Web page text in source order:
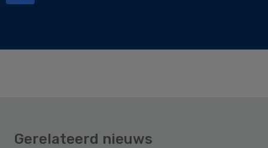
Gerelateerd nieuws